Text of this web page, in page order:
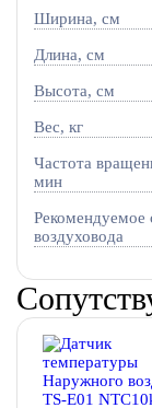
Ширина, см
Длина, см
Высота, см
Вес, кг
Частота
мин
Рекомендуемое
воздуховода